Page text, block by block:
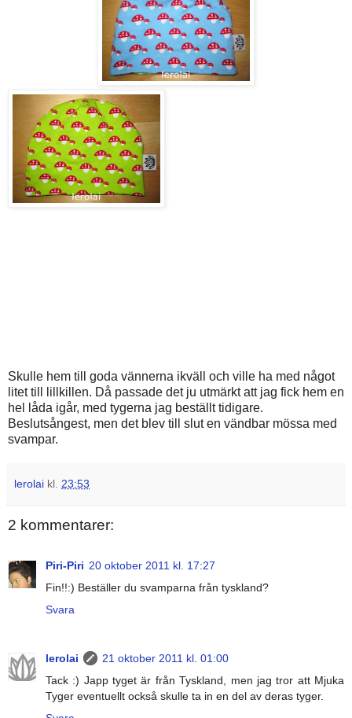
Skulle hem till goda vännerna ikväll och ville ha med något
litet till lillkillen. Då passade det ju utmärkt att jag fick hem en
hel låda igår, med tygerna jag beställt tidigare.
Beslutsångest, men det blev till slut en vändbar mössa med
svampar.
lerolai kl. 23:53
2 kommentarer:
Piri-Piri 20 oktober 2011 kl. 17:27
Fin!!:) Beställer du svamparna från tyskland?
Svara
lerolai
21 oktober 2011 kl. 01:00
Tack :) Japp tyget är från Tyskland, men jag tror att Mjuka
Tyger eventuellt också skulle ta in en del av deras tyger.